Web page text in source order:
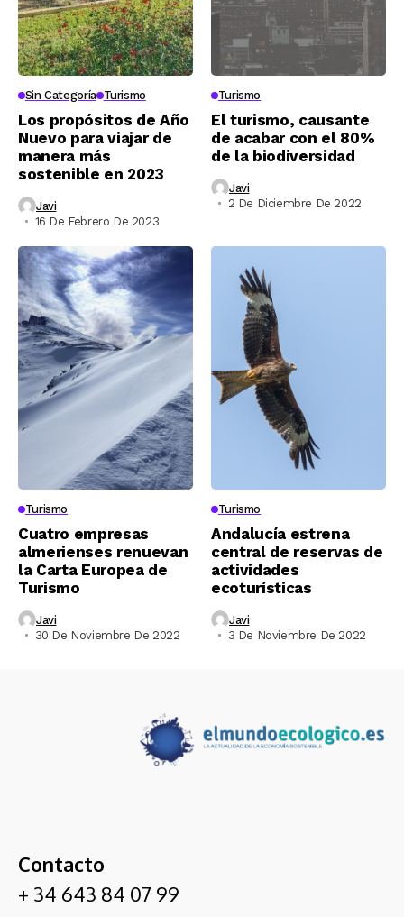
Sin Categoría Turismo
Los propósitos de Año
Nuevo para viajar de
manera más
sostenible en 2023
Javi
16 De Febrero De 2023
Turismo
El turismo, causante
de acabar con el 80%
de la biodiversidad
Javi
2 De Diciembre De 2022
Turismo
Cuatro empresas
almerienses renuevan
la Carta Europea de
Turismo
Javi
30 De Noviembre De 2022
Turismo
Andalucía estrena
central de reservas de
actividades
ecoturísticas
Javi
3 De Noviembre De 2022
Contacto
+ 34 643 84 07 99